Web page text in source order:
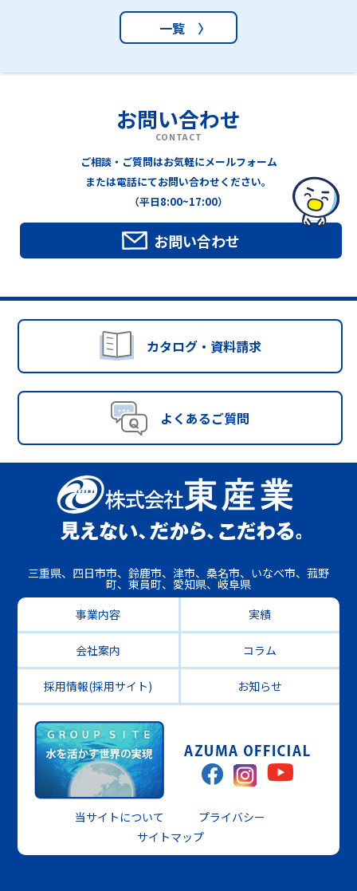
一覧 〉
お問い合わせ
CONTACT
ご相談・ご質問はお気軽にメールフォーム
または電話にてお問い合わせください。
（平日8:00~17:00）
お問い合わせ
カタログ・資料請求
よくあるご質問
三重県、四日市市、鈴鹿市、津市、桑名市、いなべ市、菰野
町、東員町、愛知県、岐阜県
事業内容
実績
会社案内 コラム
採用情報(採用サイト) お知らせ
当サイトについて
プライバシー
サイトマップ